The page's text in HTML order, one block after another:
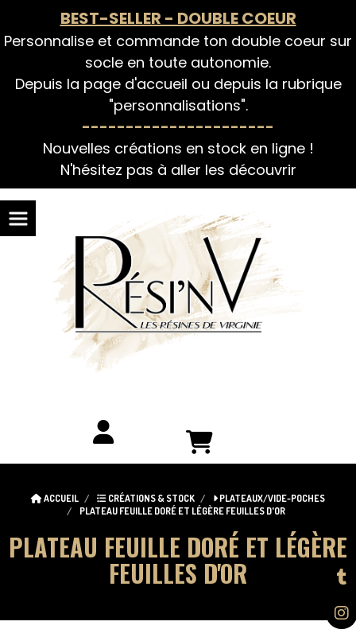
BEST-SELLER - DOUBLE COEUR
Personnalise et commande ton double coeur sur
socle en toute autonomie.
Depuis la page d'accueil ou depuis la rubrique
"personnalisations".
----------------------
Nouvelles créations en stock en ligne !
N'hésitez pas à aller les découvrir
ACCUEIL CRÉATIONS & STOCK
PLATEAUX/VIDE-POCHES
PLATEAU FEUILLE DORÉ ET LÉGÈRE FEUILLES D'OR
PLATEAU FEUILLE DORÉ ET LÉGÈRE
FEUILLES D'OR